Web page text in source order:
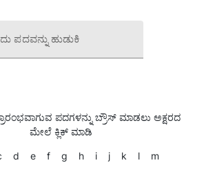
ಪದವನ್ನು ಹುಡುಕಿ
ಪದಗಳನ್ನು ಬ್ರೌಸ್ ಮಾಡಲು ಅಕ್ಷರದ
ಮೇಲೆ ಕ್ಲಿಕ್ ಮಾಡಿ
d e f g h i j k l m